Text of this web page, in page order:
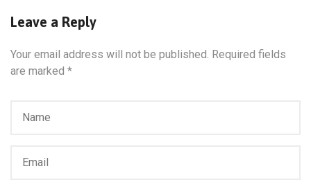
Leave a Reply
Your email address will not be published. Required fields
are marked *